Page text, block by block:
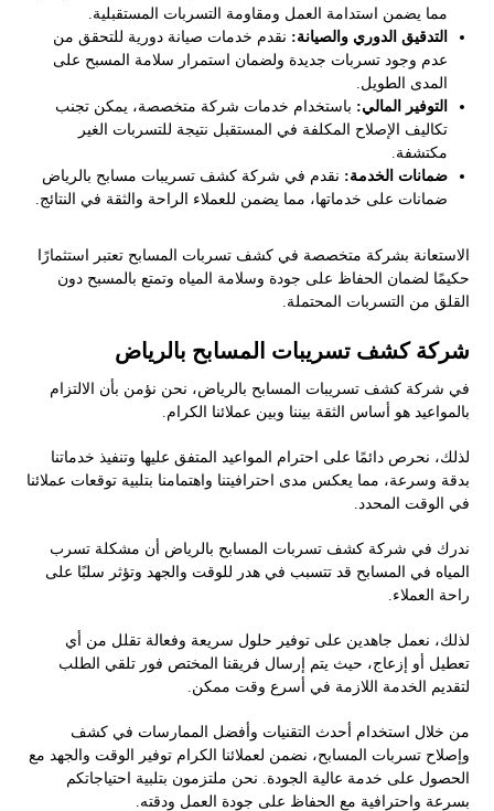
مما يضمن استدامة العمل ومقاومة التسربات المستقبلية.
التدقيق الدوري والصيانة: نقدم خدمات صيانة دورية للتحقق من
عدم وجود تسربات جديدة ولضمان استمرار سلامة المسبح على
المدى الطويل.
التوفير المالي: باستخدام خدمات شركة متخصصة، يمكن تجنب
تكاليف الإصلاح المكلفة في المستقبل نتيجة للتسربات الغير
مكتشفة.
ضمانات الخدمة: نقدم في شركة كشف تسريبات مسابح بالرياض
ضمانات على خدماتها، مما يضمن للعملاء الراحة والثقة في النتائج.
الاستعانة بشركة متخصصة في كشف تسربات المسابح تعتبر استثمارًا
حكيمًا لضمان الحفاظ على جودة وسلامة المياه وتمتع بالمسبح دون
القلق من التسربات المحتملة.
شركة كشف تسريبات المسابح بالرياض
في شركة كشف تسريبات المسابح بالرياض، نحن نؤمن بأن الالتزام
بالمواعيد هو أساس الثقة بيننا وبين عملائنا الكرام.
لذلك، نحرص دائمًا على احترام المواعيد المتفق عليها وتنفيذ خدماتنا
بدقة وسرعة، مما يعكس مدى احترافيتنا واهتمامنا بتلبية توقعات عملائنا
في الوقت المحدد.
ندرك في شركة كشف تسربات المسابح بالرياض أن مشكلة تسرب
المياه في المسابح قد تتسبب في هدر للوقت والجهد وتؤثر سلبًا على
راحة العملاء.
لذلك، نعمل جاهدين على توفير حلول سريعة وفعالة تقلل من أي
تعطيل أو إزعاج، حيث يتم إرسال فريقنا المختص فور تلقي الطلب
لتقديم الخدمة اللازمة في أسرع وقت ممكن.
من خلال استخدام أحدث التقنيات وأفضل الممارسات في كشف
وإصلاح تسربات المسابح، نضمن لعملائنا الكرام توفير الوقت والجهد مع
الحصول على خدمة عالية الجودة. نحن ملتزمون بتلبية احتياجاتكم
بسرعة واحترافية مع الحفاظ على جودة العمل ودقته.